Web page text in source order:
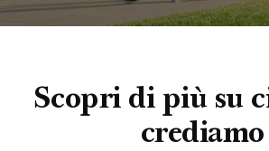
Scopri di più su
crediamo